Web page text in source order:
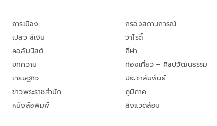
การเมือง
เปลว สีเงิน
คอลัมนิสต์
บทความ
เศรษฐกิจ
ข่าวพระราชสำนัก
หนังสือพิมพ์
กรองสถานการณ์
วาไรตี้
กีฬา
ท่องเที่ยว – ศิลปวัฒนธรรม
ประชาสัมพันธ์
ภูมิภาค
สิ่งแวดล้อม